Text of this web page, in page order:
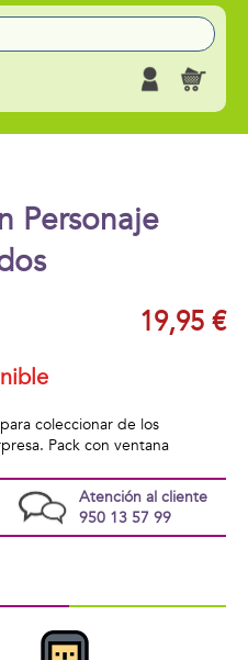
Personaje
19,95 €
coleccionar de los
Pack con ventana
Atención al cliente
950 13 57 99